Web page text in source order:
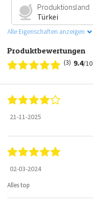
Produktionsland
Türkei
Alle Eigenschaften anzeigen
Produktbewertungen
(3) 9.4/10
21-11-2025
02-03-2024
Alles top